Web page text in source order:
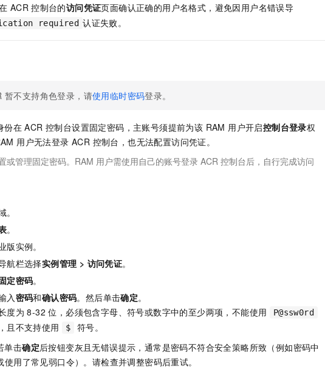
ACR 控制台的访问凭证页面确认正确的用户名格式，避免因用户名错误导
required 认证失败。
暂不支持角色登录，请使用临时密码登录。
份在 ACR 控制台设置固定密码，主账号须提前为该 RAM 用户开启控制台登录权
用户无法登录 ACR 控制台，也无法配置访问凭证。
或管理固定密码。RAM 用户需使用自己的账号登录 ACR 控制台后，自行完成访问
。
版实例。
航栏选择实例管理 > 访问凭证。
定密码。
入密码和确认密码。然后单击确定。
度为 8-32 位，必须包含字母、符号或数字中的至少两项，不能使用
P@ssw0rd
且不支持使用 $
符号。
单击确定后按钮变灰且无错误提示，通常是密码不符合安全策略所致（例如密码中
使用了常见弱口令）。请检查并调整密码后重试。